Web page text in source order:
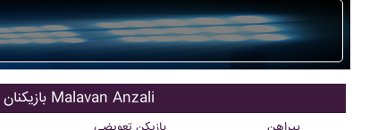
بازیکنان اصلی Malavan Anzali